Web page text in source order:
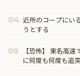
04 近所のコープにい
うとする
05
【恐怖】 東名高
に何度も何度も追